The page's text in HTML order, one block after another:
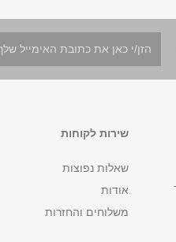
שירות לקוחות
שאלות נפוצות
אודות
משלוחים והחזרות